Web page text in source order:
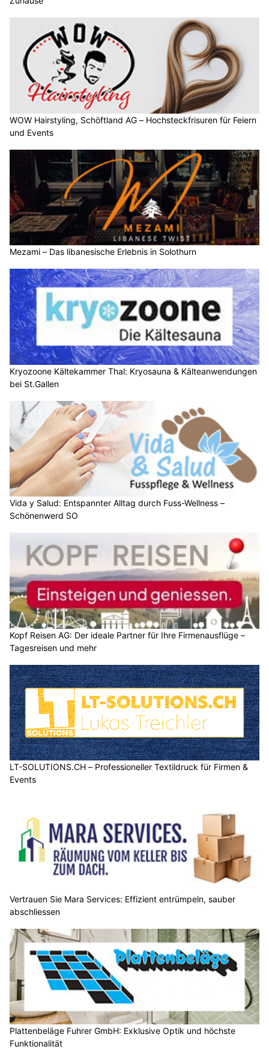
WOW Hairstyling, Schöftland AG – Hochsteckfrisuren für Feiern
und Events
Mezami – Das libanesische Erlebnis in Solothurn
Kryozoone Kältekammer Thal: Kryosauna & Kälteanwendungen
bei St.Gallen
Vida y Salud: Entspannter Alltag durch Fuss-Wellness –
Schönenwerd SO
Kopf Reisen AG: Der ideale Partner für Ihre Firmenausflüge –
Tagesreisen und mehr
LT-SOLUTIONS.CH – Professioneller Textildruck für Firmen &
Events
Vertrauen Sie Mara Services: Effizient entrümpeln, sauber
abschliessen
Plattenbeläge Fuhrer GmbH: Exklusive Optik und höchste
Funktionalität